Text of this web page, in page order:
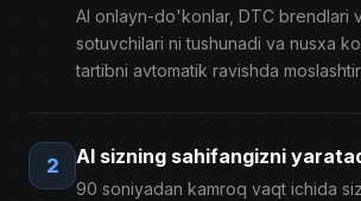
AI onlayn-do'konlar, DTC brendlari
sotuvchilari ni tushunadi va nusxa
tartibni avtomatik ravishda
2 AI sizning sahifangizni
90 soniyadan kamroq vaqt ichida